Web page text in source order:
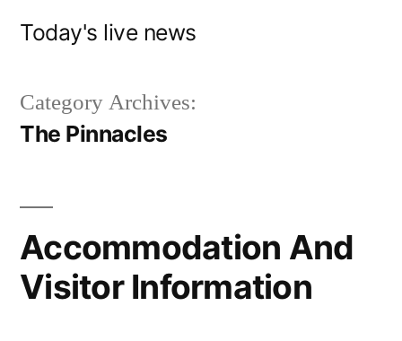
Today's live news
Category Archives:
The Pinnacles
Accommodation And
Visitor Information